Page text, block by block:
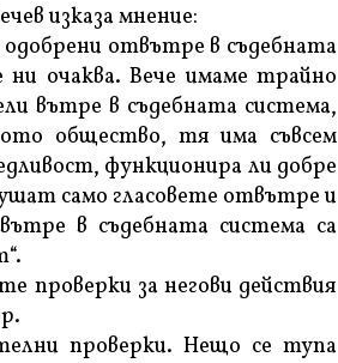
изказа мнение:
отвътре в съдебната
очаква. Вече имаме трайно
вътре в съдебната система,
общество, тя има съвсем
функционира ли добре
само гласовете отвътре и
в съдебната система са
проверки за негови действия
проверки. Нещо се тупа